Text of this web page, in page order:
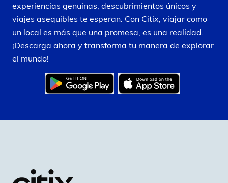
experiencias genuinas, descubrimientos únicos y
viajes asequibles te esperan. Con Citix, viajar como
un local es más que una promesa, es una realidad.
¡Descarga ahora y transforma tu manera de explorar
el mundo!